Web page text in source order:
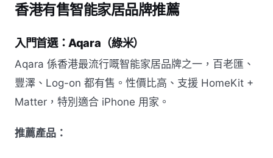
香港有售智能家居品牌推薦
入門首選：Aqara（綠米）
Aqara 係香港最流行嘅智能家居品牌之一，百老匯、
豐澤、Log-on 都有售。性價比高、支援 HomeKit +
Matter，特別適合 iPhone 用家。
推薦產品：